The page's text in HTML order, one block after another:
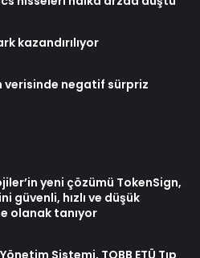
kazandırılıyor
verisinde negatif sürpriz
yeni çözümü TokenSign,
güvenli, hızlı ve düşük
olanak tanıyor